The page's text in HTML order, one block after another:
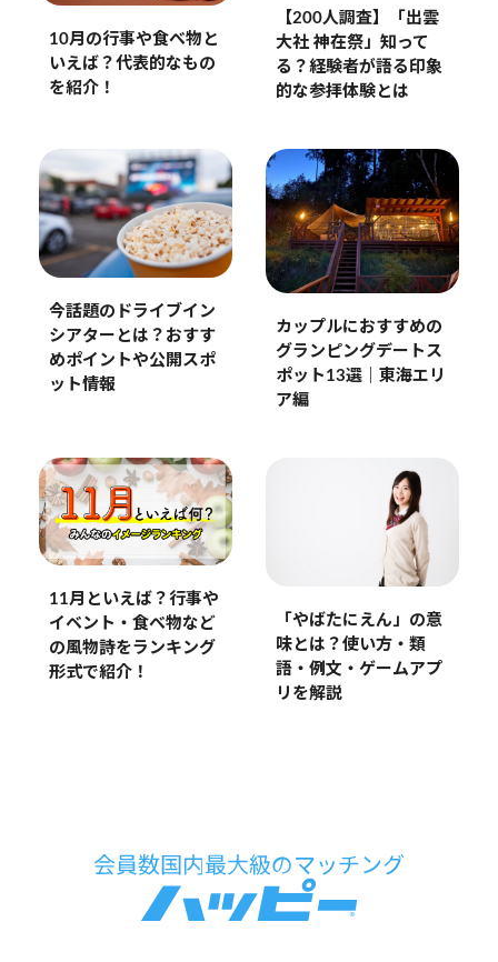
10月の行事や食べ物と
いえば？代表的なもの
を紹介！
【200人調査】「出雲
大社 神在祭」知って
る？経験者が語る印象
的な参拝体験とは
今話題のドライブイン
シアターとは？おすす
めポイントや公開スポ
ット情報
カップルにおすすめの
グランピングデートス
ポット13選｜東海エリ
ア編
11月といえば？行事や
イベント・食べ物など
の風物詩をランキング
形式で紹介！
「やばたにえん」の意
味とは？使い方・類
語・例文・ゲームアプ
リを解説